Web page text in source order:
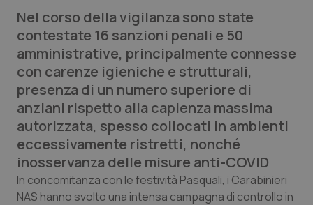
Lettere al direttore
Edizioni Regionali
QS Pro
Professionisti Sanitari.AI
Abruzzo
Basilicata
QS Pro Gold
Artrite & artrosi
QS Club Newsletter
Nel corso della vigilanza sono state
contestate 16 sanzioni penali e 50
amministrative, principalmente connesse
con carenze igieniche e strutturali,
presenza di un numero superiore di
anziani rispetto alla capienza massima
autorizzata, spesso collocati in ambienti
eccessivamente ristretti, nonché
inosservanza delle misure anti-COVID
In concomitanza con le festività Pasquali, i Carabinieri
NAS hanno svolto una intensa campagna di controllo in